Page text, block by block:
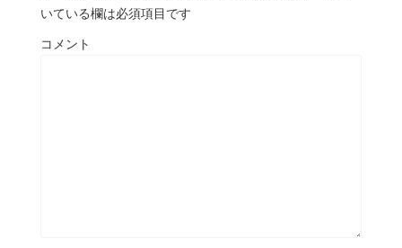
いている欄は必須項目です
コメント